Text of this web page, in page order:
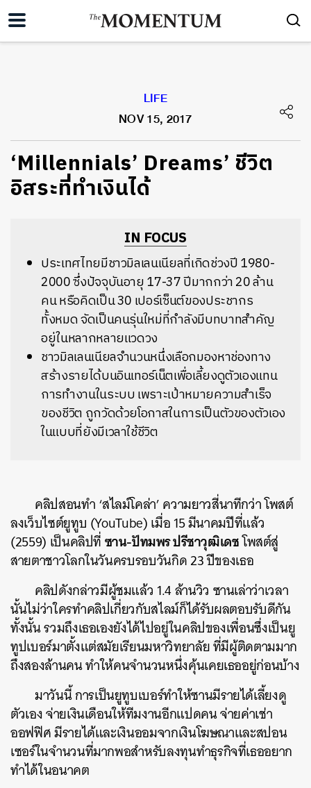
LIFE
NOV 15, 2017
‘Millennials’ Dreams’ ชีวิต
อิสระที่ทำเงินได้
IN FOCUS
ประเทศไทยมีชาวมิลเลนเนียลที่เกิดช่วงปี 1980-
2000 ซึ่งปัจจุบันอายุ 17-37 ปีมากกว่า 20 ล้าน
คน หรือคิดเป็น 30 เปอร์เซ็นต์ของประชากร
ทั้งหมด จัดเป็นคนรุ่นใหม่ที่กำลังมีบทบาทสำคัญ
อยู่ในหลากหลายแวดวง
ชาวมิลเลนเนียลจำนวนหนึ่งเลือกมองหาช่องทาง
สร้างรายได้บนอินเทอร์เน็ตเพื่อเลี้ยงดูตัวเองแทน
การทำงานในระบบ เพราะเป้าหมายความสำเร็จ
ของชีวิต ถูกวัดด้วยโอกาสในการเป็นตัวของตัวเอง
ในแบบที่ยังมีเวลาใช้ชีวิต
คลิปสอนทำ ‘สไลม์โคล่า’ ความยาวสี่นาทีกว่า โพสต์
ลงเว็บไซต์ยูทูบ (YouTube) เมื่อ 15 มีนาคมปีที่แล้ว
(2559) เป็นคลิปที่ซาน-ปัทมพร ปรีชาวุฒิเดชโพสต์สู่
สายตาชาวโลกในวันครบรอบวันกิด 23 ปีของเธอ
คลิปดังกล่าวมีผู้ชมแล้ว 1.4 ล้านวิว ซานเล่าว่าเวลา
นั้นไม่ว่าใครทำคลิปเกี่ยวกับสไลม์ก็ได้รับผลตอบรับดีกัน
ทั้งนั้น รวมถึงเธอเองยังได้ไปอยู่ในคลิปของเพื่อนซึ่งเป็นยู
ทูปเบอร์มาตั้งแต่สมัยเรียนมหาวิทยาลัย ที่มีผู้ติดตามมาก
ถึงสองล้านคน ทำให้คนจำนวนหนึ่งคุ้นเคยเธออยู่ก่อนบ้าง
มาวันนี้ การเป็นยูทูบเบอร์ทำให้ซานมีรายได้เลี้ยงดู
ตัวเอง จ่ายเงินเดือนให้ทีมงานอีกแปดคน จ่ายค่าเช่า
ออฟฟิศ มีรายได้และเงินออมจากเงินโฆษณาและสปอน
เซอร์ในจำนวนที่มากพอสำหรับลงทุนทำธุรกิจที่เธออยาก
ทำได้ในอนาคต